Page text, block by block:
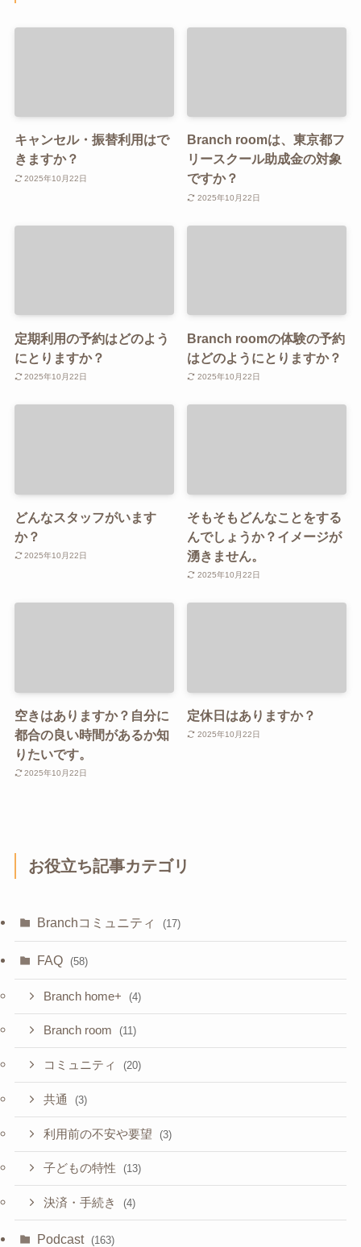
キャンセル・振替利用はで
きますか？
2025年10月22日
Branch roomは、東京都フ
リースクール助成金の対象
ですか？
2025年10月22日
定期利用の予約はどのよう
にとりますか？
2025年10月22日
Branch roomの体験の予約
はどのようにとりますか？
2025年10月22日
どんなスタッフがいます
か？
2025年10月22日
そもそもどんなことをする
んでしょうか？イメージが
湧きません。
2025年10月22日
空きはありますか？自分に
都合の良い時間があるか知
りたいです。
2025年10月22日
定休日はありますか？
2025年10月22日
お役立ち記事カテゴリ
Branchコミュニティ (17)
FAQ (58)
Branch home+ (4)
Branch room (11)
コミュニティ (20)
共通 (3)
利用前の不安や要望 (3)
子どもの特性 (13)
決済・手続き (4)
Podcast (163)